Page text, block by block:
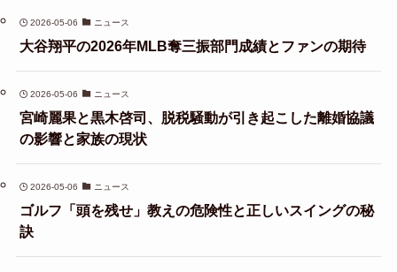
2026-05-06 ニュース
大谷翔平の2026年MLB奪三振部門成績とファンの期待
2026-05-06 ニュース
宮崎麗果と黒木啓司、脱税騒動が引き起こした離婚協議
の影響と家族の現状
2026-05-06 ニュース
ゴルフ「頭を残せ」教えの危険性と正しいスイングの秘
訣